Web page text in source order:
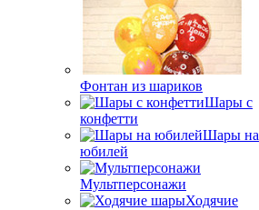
Фонтан из шариков
Шары с
конфетти
Шары на
юбилей
Мультперсонажи
Ходячие